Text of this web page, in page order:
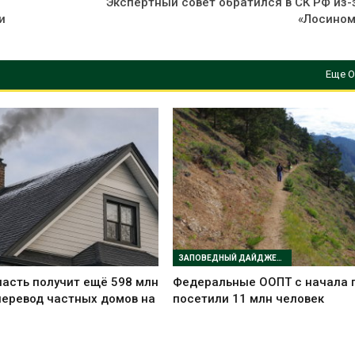
Еще
получит ещё 598 млн
частных домов на
ЗАПОВЕДНЫЙ ДАЙДЖЕСТ
Федеральные ООПТ с начала
посетили 11 млн человек